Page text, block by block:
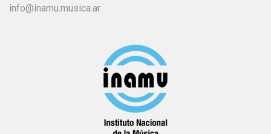
info@inamu.musica.ar